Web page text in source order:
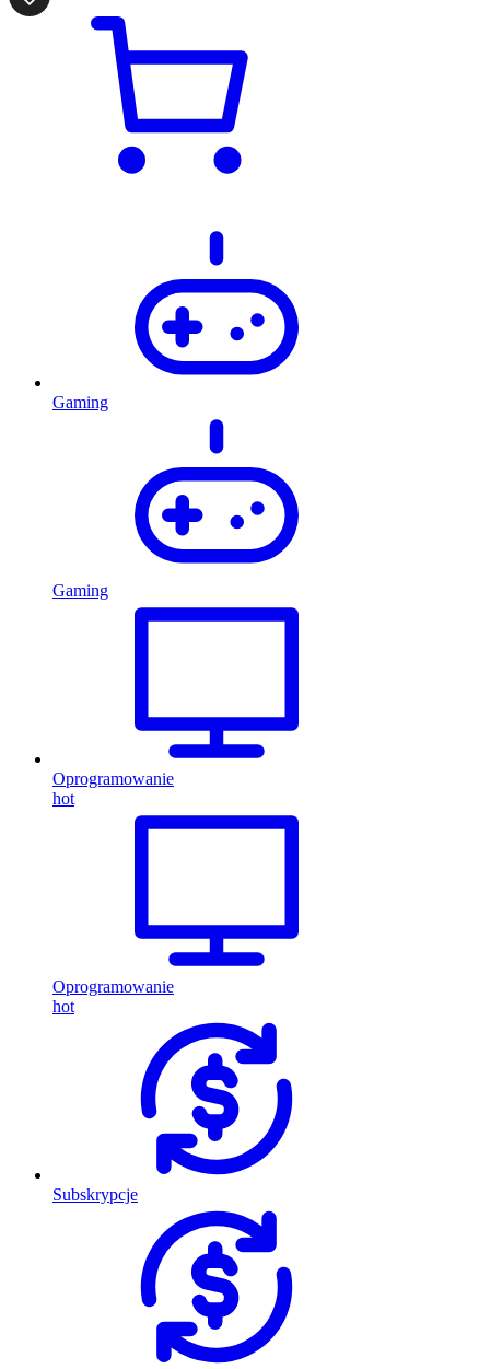
Gaming
Gaming
Oprogramowanie
hot
Oprogramowanie
hot
Subskrypcje